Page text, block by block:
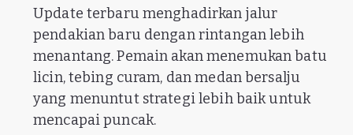
Update terbaru menghadirkan jalur
pendakian baru dengan rintangan lebih
menantang. Pemain akan menemukan batu
licin, tebing curam, dan medan bersalju
yang menuntut strategi lebih baik untuk
mencapai puncak.